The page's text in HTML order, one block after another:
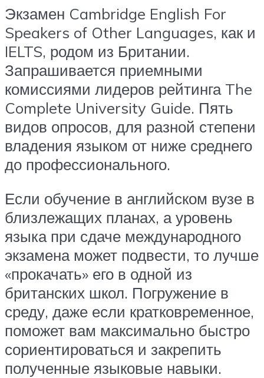
Экзамен Cambridge English For
Speakers of Other Languages, как и
IELTS, родом из Британии.
Запрашивается приемными
комиссиями лидеров рейтинга The
Complete University Guide. Пять
видов опросов, для разной степени
владения языком от ниже среднего
до профессионального.
Если обучение в английском вузе в
близлежащих планах, а уровень
языка при сдаче международного
экзамена может подвести, то лучше
«прокачать» его в одной из
британских школ. Погружение в
среду, даже если кратковременное,
поможет вам максимально быстро
сориентироваться и закрепить
полученные языковые навыки.